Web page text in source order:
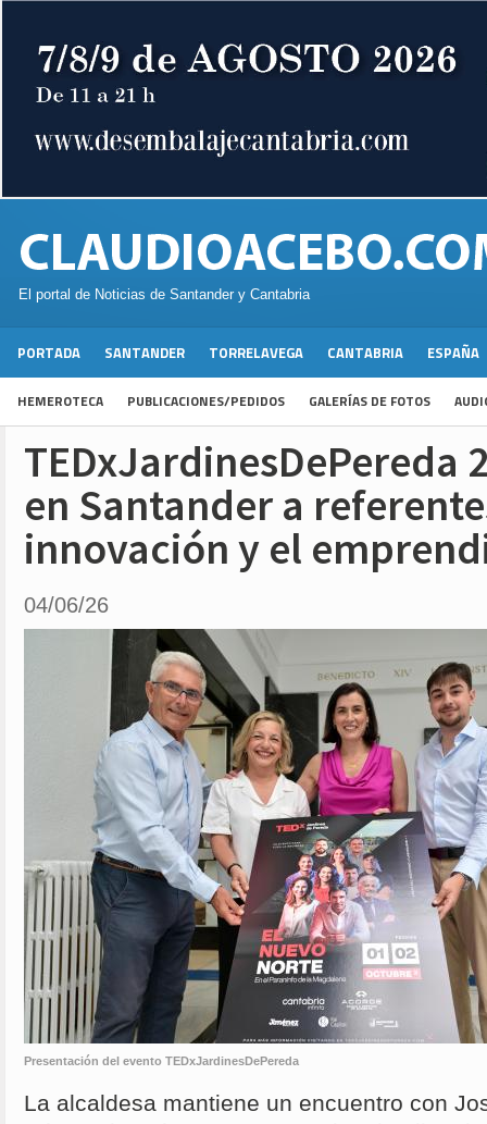
El portal de Noticias de Santander y Cantabria
PORTADA SANTANDER TORRELAVEGA CANTABRIA ESPAÑA
HEMEROTECA PUBLICACIONES/PEDIDOS GALERÍAS DE FOTOS
TEDxJardinesDePereda
en Santander a
innovación y el
04/06/26
Presentación del evento TEDxJardinesDePereda
La alcaldesa mantiene un encuentro con